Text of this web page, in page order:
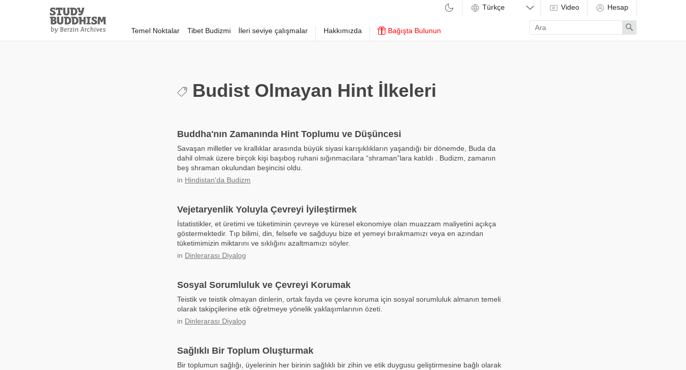
Study
Buddhism
Home
Temel Noktalar Tibet Budizmi İleri seviye çalışmalar Hakkımızda Bağışta Bulunun
Video Hesap
Enter
search
term
Search
Budist Olmayan Hint İlkeleri
Buddha'nın Zamanında Hint Toplumu ve Düşüncesi
Savaşan milletler ve krallıklar arasında büyük siyasi karışıklıkların yaşandığı bir dönemde, Buda da
dahil olmak üzere birçok kişi başıboş ruhani sığınmacılara “shraman”lara katıldı . Budizm, zamanın
beş shraman okulundan beşincisi oldu.
in Hindistan'da Budizm
Vejetaryenlik Yoluyla Çevreyi İyileştirmek
İstatistikler, et üretimi ve tüketiminin çevreye ve küresel ekonomiye olan muazzam maliyetini açıkça
göstermektedir. Tıp bilimi, din, felsefe ve sağduyu bize et yemeyi bırakmamızı veya en azından
tüketimimizin miktarını ve sıklığını azaltmamızı söyler.
in Dinlerarası Diyalog
Sosyal Sorumluluk ve Çevreyi Korumak
Teistik ve teistik olmayan dinlerin, ortak fayda ve çevre koruma için sosyal sorumluluk almanın temeli
olarak takipçilerine etik öğretmeye yönelik yaklaşımlarının özeti.
in Dinlerarası Diyalog
Sağlıklı Bir Toplum Oluşturmak
Bir toplumun sağlığı, üyelerinin her birinin sağlıklı bir zihin ve etik duygusu geliştirmesine bağlı olarak